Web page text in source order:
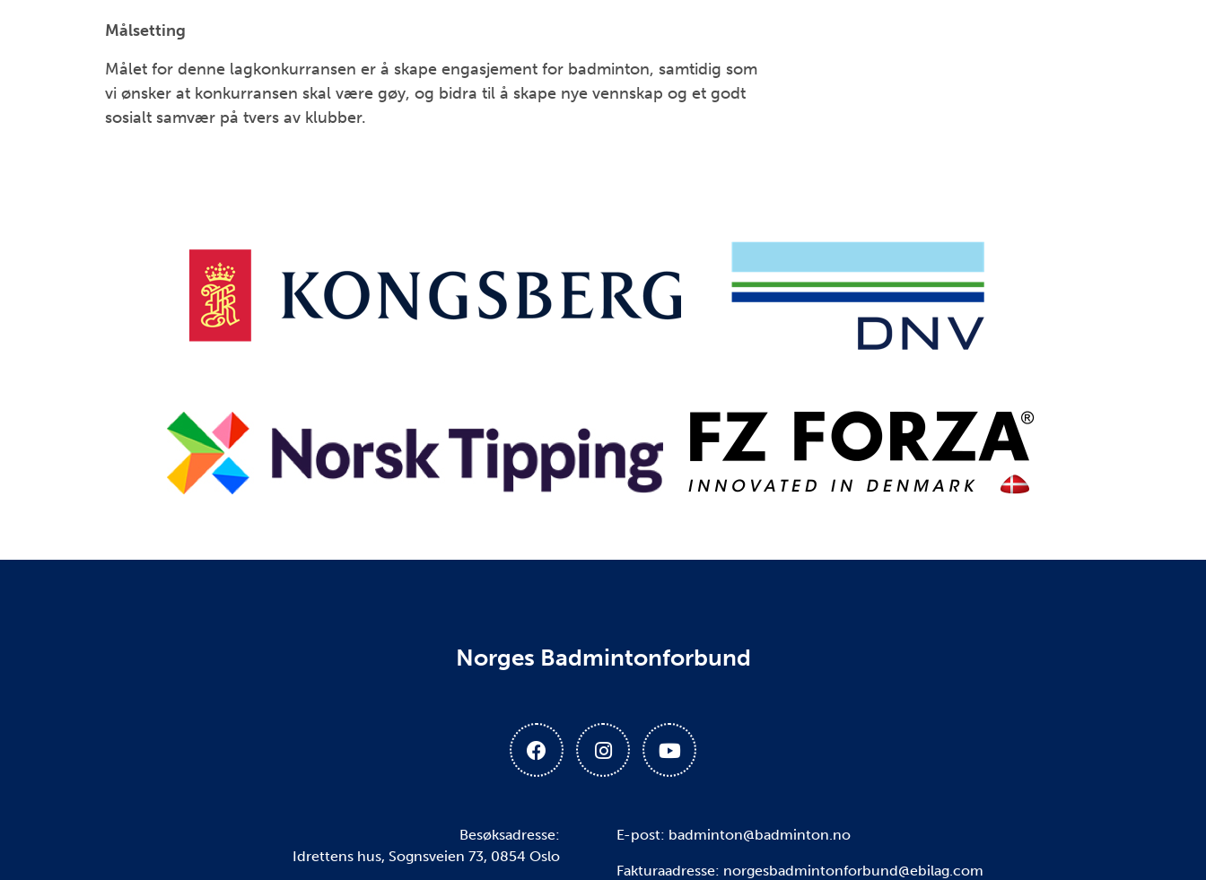
Målsetting
Målet for denne lagkonkurransen er å skape engasjement for badminton, samtidig som
vi ønsker at konkurransen skal være gøy, og bidra til å skape nye vennskap og et godt
sosialt samvær på tvers av klubber.
Norges Badmintonforbund
Besøksadresse:
Idrettens hus, Sognsveien 73, 0854 Oslo
E-post: badminton@badminton.no
Fakturaadresse: norgesbadmintonforbund@ebilag.com